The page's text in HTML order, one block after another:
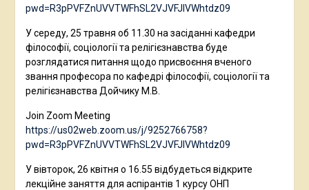
pwd=R3pPVFZnUVVTWFhSL2VJVFJlVWhtdz09
У середу, 25 травня об 11.30 на засіданні кафедри
філософії, соціології та релігієзнавства буде
розглядатися питання щодо присвоєння вченого
звання професора по кафедрі філософії, соціології та
релігієзнавства Дойчику М.В.
Join Zoom Meeting
https://us02web.zoom.us/j/9252766758?
pwd=R3pPVFZnUVVTWFhSL2VJVFJlVWhtdz09
У вівторок, 26 квітня о 16.55 відбудеться відкрите
лекційне заняття для аспірантів 1 курсу ОНП